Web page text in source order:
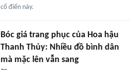
cổ điển này.
Bóc giá trang phục của Hoa hậu
Thanh Thủy: Nhiều đồ bình dân
mà mặc lên vẫn sang